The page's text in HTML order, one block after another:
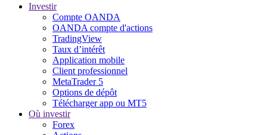
Investir
Compte OANDA
OANDA compte d'actions
TradingView
Taux d’intérêt
Application mobile
Client professionnel
MetaTrader 5
Options de dépôt
Télécharger app ou MT5
Où investir
Forex